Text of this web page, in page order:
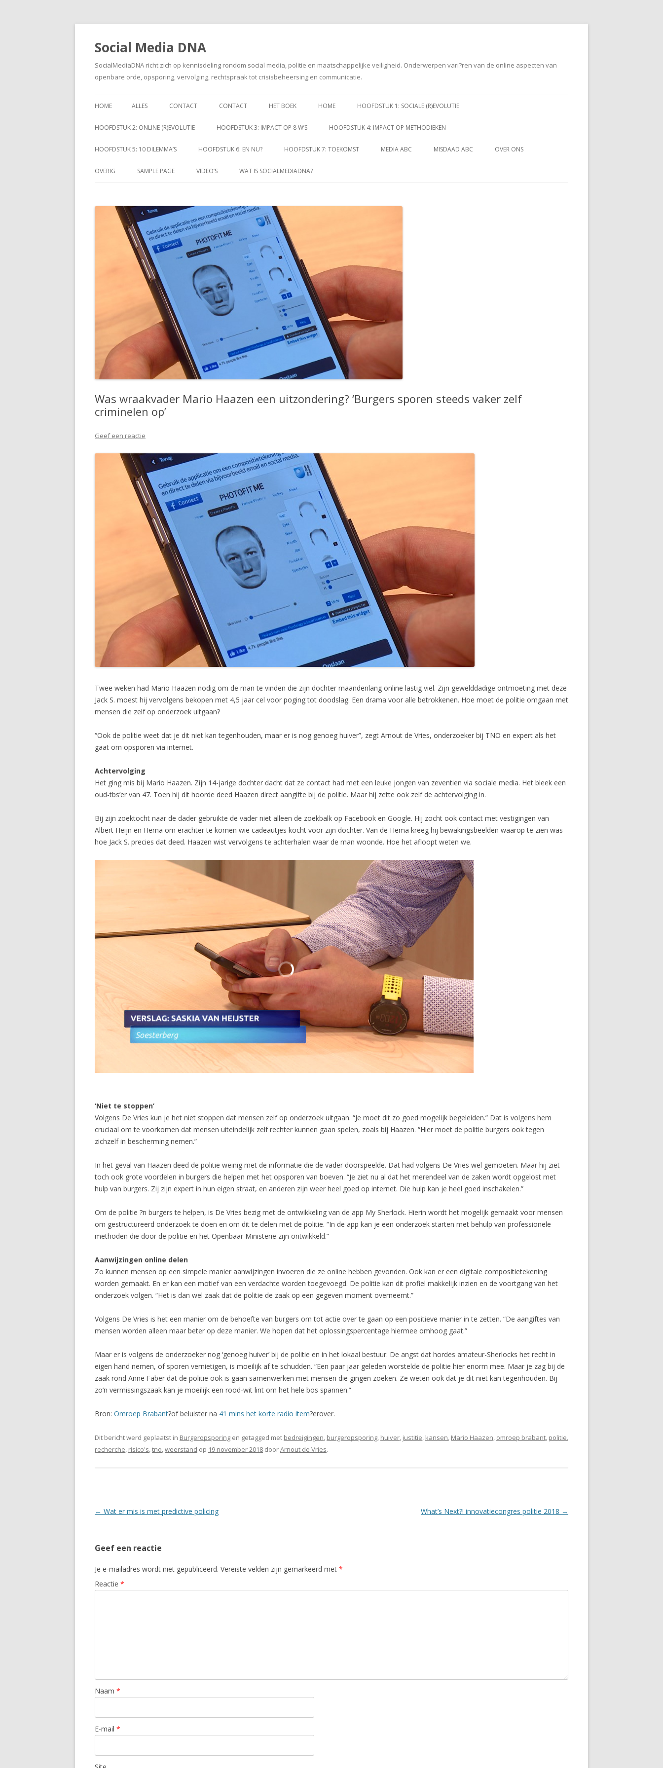
Social Media DNA
SocialMediaDNA richt zich op kennisdeling rondom social media, politie en maatschappelijke veiligheid. Onderwerpen vari?ren van de online aspecten van
openbare orde, opsporing, vervolging, rechtspraak tot crisisbeheersing en communicatie.
naar
HOME ALLES CONTACT CONTACT HET BOEK HOME HOOFDSTUK 1: SOCIALE (R)EVOLUTIE
HOOFDSTUK 2: ONLINE (R)EVOLUTIE HOOFDSTUK 3: IMPACT OP 8 W’S HOOFDSTUK 4: IMPACT OP METHODIEKEN
HOOFDSTUK 5: 10 DILEMMA’S HOOFDSTUK 6: EN NU? HOOFDSTUK 7: TOEKOMST MEDIA ABC MISDAAD ABC OVER ONS
OVERIG SAMPLE PAGE VIDEO’S WAT IS SOCIALMEDIADNA?
Was wraakvader Mario Haazen een uitzondering? ‘Burgers sporen steeds vaker zelf
criminelen op’
Geef een reactie
Twee weken had Mario Haazen nodig om de man te vinden die zijn dochter maandenlang online lastig viel. Zijn gewelddadige ontmoeting met deze
Jack S. moest hij vervolgens bekopen met 4,5 jaar cel voor poging tot doodslag. Een drama voor alle betrokkenen. Hoe moet de politie omgaan met
mensen die zelf op onderzoek uitgaan?
“Ook de politie weet dat je dit niet kan tegenhouden, maar er is nog genoeg huiver”, zegt Arnout de Vries, onderzoeker bij TNO en expert als het
gaat om opsporen via internet.
Achtervolging
Het ging mis bij Mario Haazen. Zijn 14-jarige dochter dacht dat ze contact had met een leuke jongen van zeventien via sociale media. Het bleek een
oud-tbs’er van 47. Toen hij dit hoorde deed Haazen direct aangifte bij de politie. Maar hij zette ook zelf de achtervolging in.
Bij zijn zoektocht naar de dader gebruikte de vader niet alleen de zoekbalk op Facebook en Google. Hij zocht ook contact met vestigingen van
Albert Heijn en Hema om erachter te komen wie cadeautjes kocht voor zijn dochter. Van de Hema kreeg hij bewakingsbeelden waarop te zien was
hoe Jack S. precies dat deed. Haazen wist vervolgens te achterhalen waar de man woonde. Hoe het afloopt weten we.
‘Niet te stoppen’
Volgens De Vries kun je het niet stoppen dat mensen zelf op onderzoek uitgaan. “Je moet dit zo goed mogelijk begeleiden.” Dat is volgens hem
cruciaal om te voorkomen dat mensen uiteindelijk zelf rechter kunnen gaan spelen, zoals bij Haazen. “Hier moet de politie burgers ook tegen
zichzelf in bescherming nemen.”
In het geval van Haazen deed de politie weinig met de informatie die de vader doorspeelde. Dat had volgens De Vries wel gemoeten. Maar hij ziet
toch ook grote voordelen in burgers die helpen met het opsporen van boeven. “Je ziet nu al dat het merendeel van de zaken wordt opgelost met
hulp van burgers. Zij zijn expert in hun eigen straat, en anderen zijn weer heel goed op internet. Die hulp kan je heel goed inschakelen.”
Om de politie ?n burgers te helpen, is De Vries bezig met de ontwikkeling van de app My Sherlock. Hierin wordt het mogelijk gemaakt voor mensen
om gestructureerd onderzoek te doen en om dit te delen met de politie. “In de app kan je een onderzoek starten met behulp van professionele
methoden die door de politie en het Openbaar Ministerie zijn ontwikkeld.”
Aanwijzingen online delen
Zo kunnen mensen op een simpele manier aanwijzingen invoeren die ze online hebben gevonden. Ook kan er een digitale compositietekening
worden gemaakt. En er kan een motief van een verdachte worden toegevoegd. De politie kan dit profiel makkelijk inzien en de voortgang van het
onderzoek volgen. “Het is dan wel zaak dat de politie de zaak op een gegeven moment overneemt.”
Volgens De Vries is het een manier om de behoefte van burgers om tot actie over te gaan op een positieve manier in te zetten. “De aangiftes van
mensen worden alleen maar beter op deze manier. We hopen dat het oplossingspercentage hiermee omhoog gaat.”
Maar er is volgens de onderzoeker nog ‘genoeg huiver’ bij de politie en in het lokaal bestuur. De angst dat hordes amateur-Sherlocks het recht in
eigen hand nemen, of sporen vernietigen, is moeilijk af te schudden. “Een paar jaar geleden worstelde de politie hier enorm mee. Maar je zag bij de
zaak rond Anne Faber dat de politie ook is gaan samenwerken met mensen die gingen zoeken. Ze weten ook dat je dit niet kan tegenhouden. Bij
zo’n vermissingszaak kan je moeilijk een rood-wit lint om het hele bos spannen.”
Bron: Omroep Brabant?of beluister na 41 mins het korte radio item?erover.
Dit bericht werd geplaatst in Burgeropsporing en getagged met bedreigingen, burgeropsporing, huiver, justitie, kansen, Mario Haazen, omroep brabant, politie,
recherche, risico's,tno,weerstand op 19 november 2018 doorArnout de Vries.
Berichtnavigatie
← Wat er mis is met predictive policing What’s Next?! innovatiecongres politie 2018 →
Geef een reactie
Je e-mailadres wordt niet gepubliceerd. Vereiste velden zijn gemarkeerd met *
Reactie *
Naam *
E-mail *